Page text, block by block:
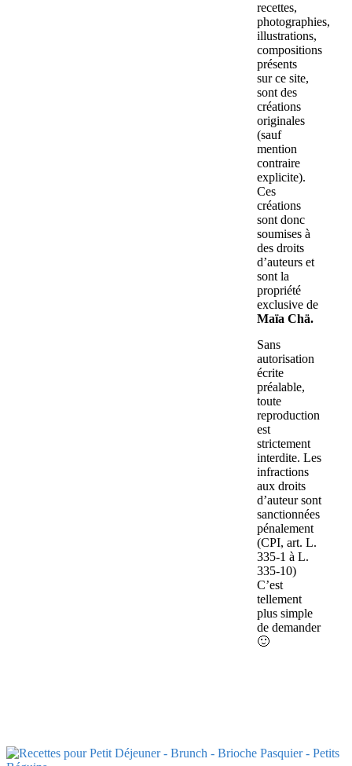
recettes,
photographies,
illustrations,
compositions
présents
sur ce site,
sont des
créations
originales
(sauf
mention
contraire
explicite).
Ces
créations
sont donc
soumises à
des droits
d’auteurs et
sont la
propriété
exclusive de
Maïa Chä.
Sans
autorisation
écrite
préalable,
toute
reproduction
est
strictement
interdite. Les
infractions
aux droits
d’auteur sont
sanctionnées
pénalement
(CPI, art. L.
335-1 à L.
335-10)
C’est
tellement
plus simple
de demander
🙂